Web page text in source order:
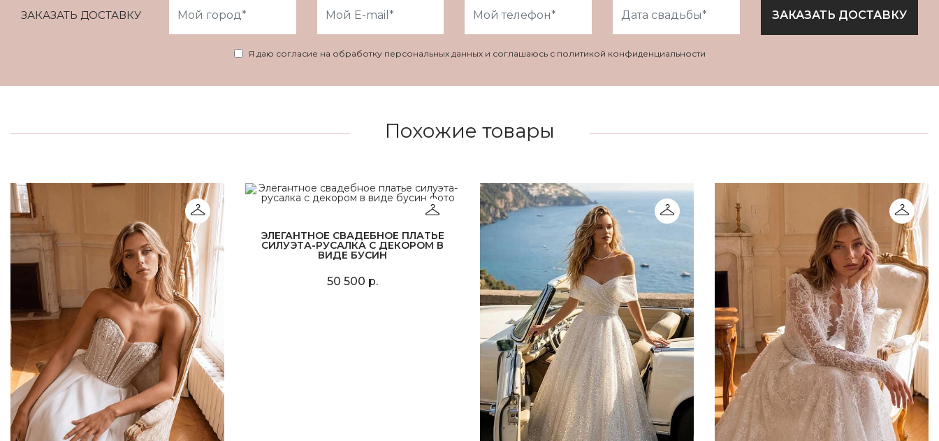
ЗАКАЗАТЬ ДОСТАВКУ ЗАКАЗАТЬ ДОСТАВКУ
Я даю согласие на обработку персональных данных и соглашаюсь с политикой конфиденциальности
Похожие товары
ЭЛЕГАНТНОЕ СВАДЕБНОЕ ПЛАТЬЕ
СИЛУЭТА-РУСАЛКА С ДЕКОРОМ В
ВИДЕ БУСИН
50 500 р.